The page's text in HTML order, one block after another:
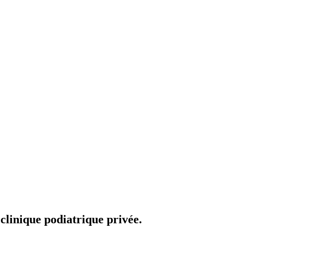
podiatrique privée.